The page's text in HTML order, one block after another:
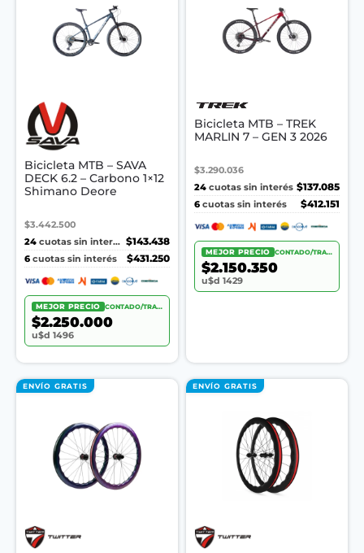
Bicicleta MTB – SAVA
DECK 6.2 – Carbono 1×12
Shimano Deore
$3.442.500
24 cuotas sin interés
$143.438
6 cuotas sin interés $431.250
MEJOR PRECIO CONTADO/TRANSF.
$2.250.000
u$d 1496
Bicicleta MTB – TREK
MARLIN 7 – GEN 3 2026
$3.290.036
24 cuotas sin interés $137.085
6 cuotas sin interés $412.151
MEJOR PRECIO CONTADO/TRANSF.
$2.150.350
u$d 1429
ENVÍO GRATIS ENVÍO GRATIS